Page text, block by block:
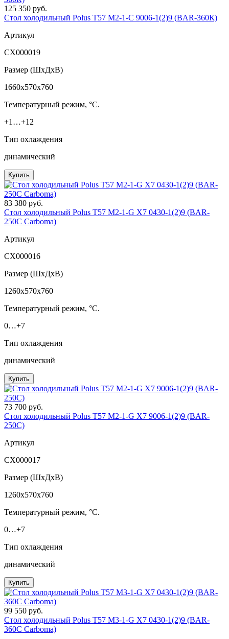
125 350 руб.
Стол холодильный Polus T57 M2-1-C 9006-1(2)9 (BAR-360К)
Артикул
СХ000019
Размер (ШxДхВ)
1660x570x760
Температурный режим, °C.
+1…+12
Тип охлаждения
динамический
Купить
83 380 руб.
Стол холодильный Polus T57 M2-1-G X7 0430-1(2)9 (BAR-
250С Сarboma)
Артикул
СХ000016
Размер (ШxДхВ)
1260x570x760
Температурный режим, °C.
0…+7
Тип охлаждения
динамический
Купить
73 700 руб.
Стол холодильный Polus T57 M2-1-G X7 9006-1(2)9 (BAR-
250С)
Артикул
СХ000017
Размер (ШxДхВ)
1260x570x760
Температурный режим, °C.
0…+7
Тип охлаждения
динамический
Купить
99 550 руб.
Стол холодильный Polus T57 M3-1-G X7 0430-1(2)9 (BAR-
360С Сarboma)